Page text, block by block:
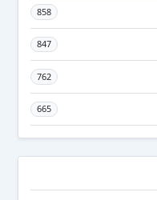
858
847
762
665